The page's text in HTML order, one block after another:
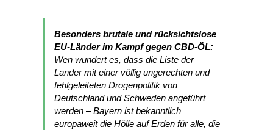
Besonders brutale und rücksichtslose
EU-Länder im Kampf gegen CBD-ÖL:
Wen wundert es, dass die Liste der
Lander mit einer völlig ungerechten und
fehlgeleiteten Drogenpolitik von
Deutschland und Schweden angeführt
werden – Bayern ist bekanntlich
europaweit die Hölle auf Erden für alle, die